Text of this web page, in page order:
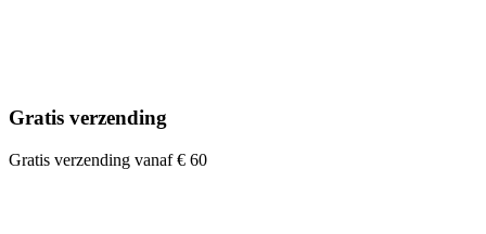
Gratis verzending
Gratis verzending vanaf € 60